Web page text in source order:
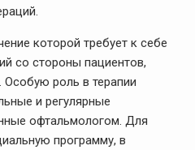
которой требует к себе
со стороны пациентов,
роль в терапии
и регулярные
офтальмологом. Для
программу, в